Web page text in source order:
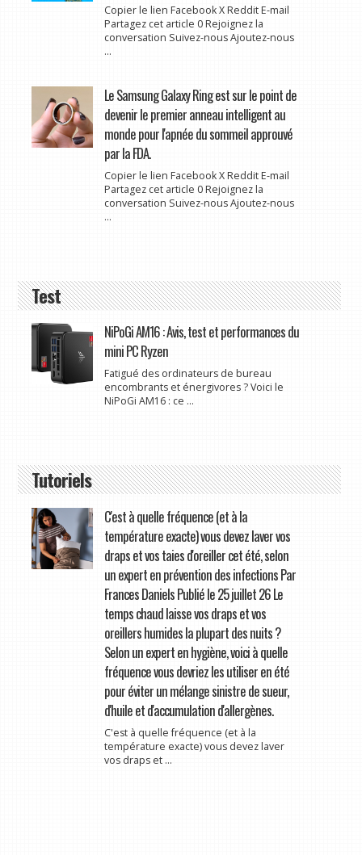
Copier le lien Facebook X Reddit E-mail
Partagez cet article 0 Rejoignez la
conversation Suivez-nous Ajoutez-nous
...
Le Samsung Galaxy Ring est sur le point de
devenir le premier anneau intelligent au
monde pour l'apnée du sommeil approuvé
par la FDA.
Copier le lien Facebook X Reddit E-mail
Partagez cet article 0 Rejoignez la
conversation Suivez-nous Ajoutez-nous
...
Test
NiPoGi AM16 : Avis, test et performances du
mini PC Ryzen
Fatigué des ordinateurs de bureau
encombrants et énergivores ? Voici le
NiPoGi AM16 : ce ...
Tutoriels
C'est à quelle fréquence (et à la
température exacte) vous devez laver vos
draps et vos taies d'oreiller cet été, selon
un expert en prévention des infections Par
Frances Daniels Publié le 25 juillet 26 Le
temps chaud laisse vos draps et vos
oreillers humides la plupart des nuits ?
Selon un expert en hygiène, voici à quelle
fréquence vous devriez les utiliser en été
pour éviter un mélange sinistre de sueur,
d'huile et d'accumulation d'allergènes.
C'est à quelle fréquence (et à la
température exacte) vous devez laver
vos draps et ...